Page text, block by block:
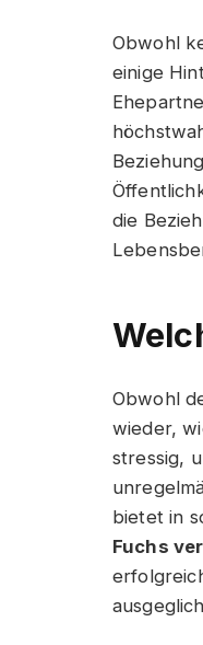
Obwohl
einige
die
Obwohl
wieder,
stressig,
bietet in
Fuchs